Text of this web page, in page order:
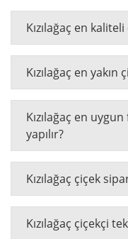
Kızılağaç en
Kızılağaç en
Kızılağaç en
yapılır?
Kızılağaç çiçek
Kızılağaç çiçekçi